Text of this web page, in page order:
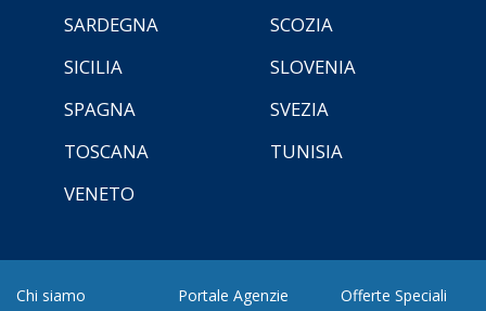
SARDEGNA
SCOZIA
SICILIA
SLOVENIA
SPAGNA
SVEZIA
TOSCANA
TUNISIA
VENETO
Chi siamo
Portale Agenzie
Offerte Speciali